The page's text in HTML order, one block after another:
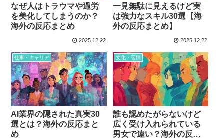
なぜ人はトラウマや過労
を美化してしまうのか？
海外の反応まとめ
2025.12.22
一見無駄に見えるけど実
は強力なスキル30選【海
外の反応まとめ】
2025.12.22
仕事・キャリア
AI業界の隠された真実30
選とは？海外の反応まと
め
文化・習慣
誰も認めたがらないけど
広く受け入れられている
男女で違い？海外の反応